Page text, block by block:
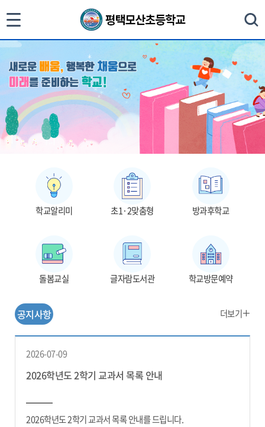
검색
합
색
닫
기
학교알리미 초1·2맞춤형 방과후학교
돌봄교실 글자람도서관 학교방문예약
공지사항
2026-07-09
2026학년도 2학기 교과서 목록 안내
2026학년도 2학기 교과서 목록 안내를 드립니다.
더보기 공
사